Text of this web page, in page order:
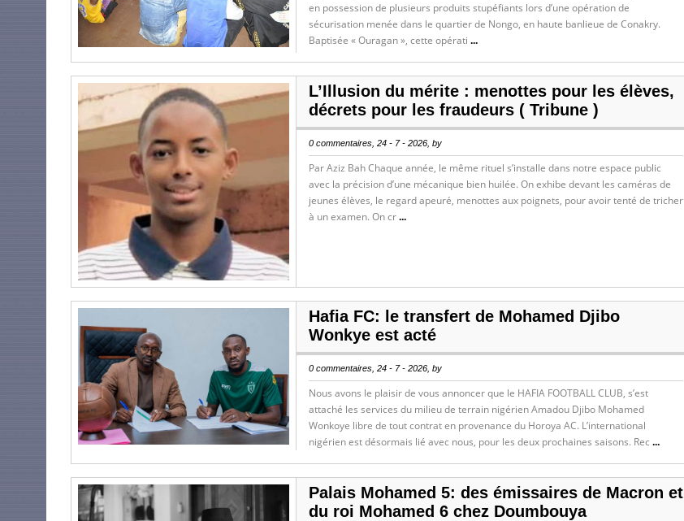
en possession de plusieurs produits stupéfiants lors d’une opération de
sécurisation menée dans le quartier de Nongo, en haute banlieue de Conakry.
Baptisée « Ouragan », cette opérati ...
L’Illusion du mérite : menottes pour les élèves,
décrets pour les fraudeurs ( Tribune )
0 commentaires, 24 - 7 - 2026, by
Par Aziz Bah Chaque année, le même rituel s’installe dans notre espace public
avec la précision d’une mécanique bien huilée. On exhibe devant les caméras de
jeunes élèves, le regard apeuré, menottes aux poignets, pour avoir tenté de tricher
à un examen. On cr...
Hafia FC: le transfert de Mohamed Djibo
Wonkye est acté
0 commentaires, 24 - 7 - 2026, by
Nous avons le plaisir de vous annoncer que le HAFIA FOOTBALL CLUB, s’est
attaché les services du milieu de terrain nigérien Amadou Djibo Mohamed
Wonkoye libre de tout contrat en provenance du Horoya AC. L’international
nigérien est désormais lié avec nous, pour les deux prochaines saisons. Rec ...
Palais Mohamed 5: des émissaires de Macron et
du roi Mohamed 6 chez Doumbouya